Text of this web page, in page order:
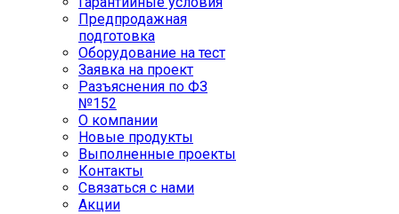
Предпродажная
подготовка
Оборудование на тест
Заявка на проект
Разъяснения по ФЗ
№152
О компании
Новые продукты
Выполненные проекты
Контакты
Связаться с нами
Акции